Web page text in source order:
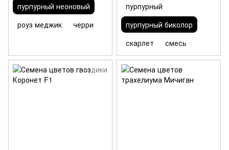
пурпурный неоновый
роуз меджик
черри
пурпурный
пурпурный биколор
скарлет
смесь